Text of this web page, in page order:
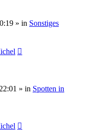
» in Sonstiges
» in Spotten in